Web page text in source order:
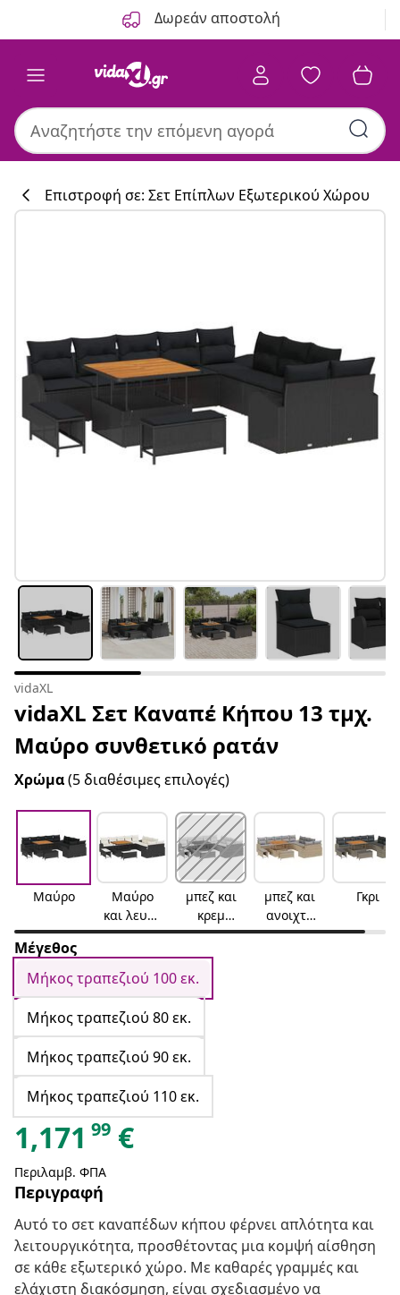
Δωρεάν αποστολή
#sharemevidaxl
Επιστροφή σε: Σετ Επίπλων Εξωτερικού Χώρου
vidaXL
vidaXL Σετ Καναπέ Κήπου 13 τμχ.
Μαύρο συνθετικό ρατάν
Χρώμα(5 διαθέσιμες επιλογές)
Μαύρο
Μαύρο
και λευκό
κρεμ
μπεζ και
κρεμ
λευκό
μπεζ και
ανοιχτό
γκρι
Γκρι
Μέγεθος
Μήκος τραπεζιού 100 εκ.
Μήκος τραπεζιού 80 εκ.
Μήκος τραπεζιού 90 εκ.
Μήκος τραπεζιού 110 εκ.
1,171 99 €
Περιλαμβ. ΦΠΑ
Περιγραφή
Αυτό το σετ καναπέδων κήπου φέρνει απλότητα και
λειτουργικότητα, προσθέτοντας μια κομψή αίσθηση
σε κάθε εξωτερικό χώρο. Με καθαρές γραμμές και
ελάχιστη διακόσμηση, είναι σχεδιασμένο να